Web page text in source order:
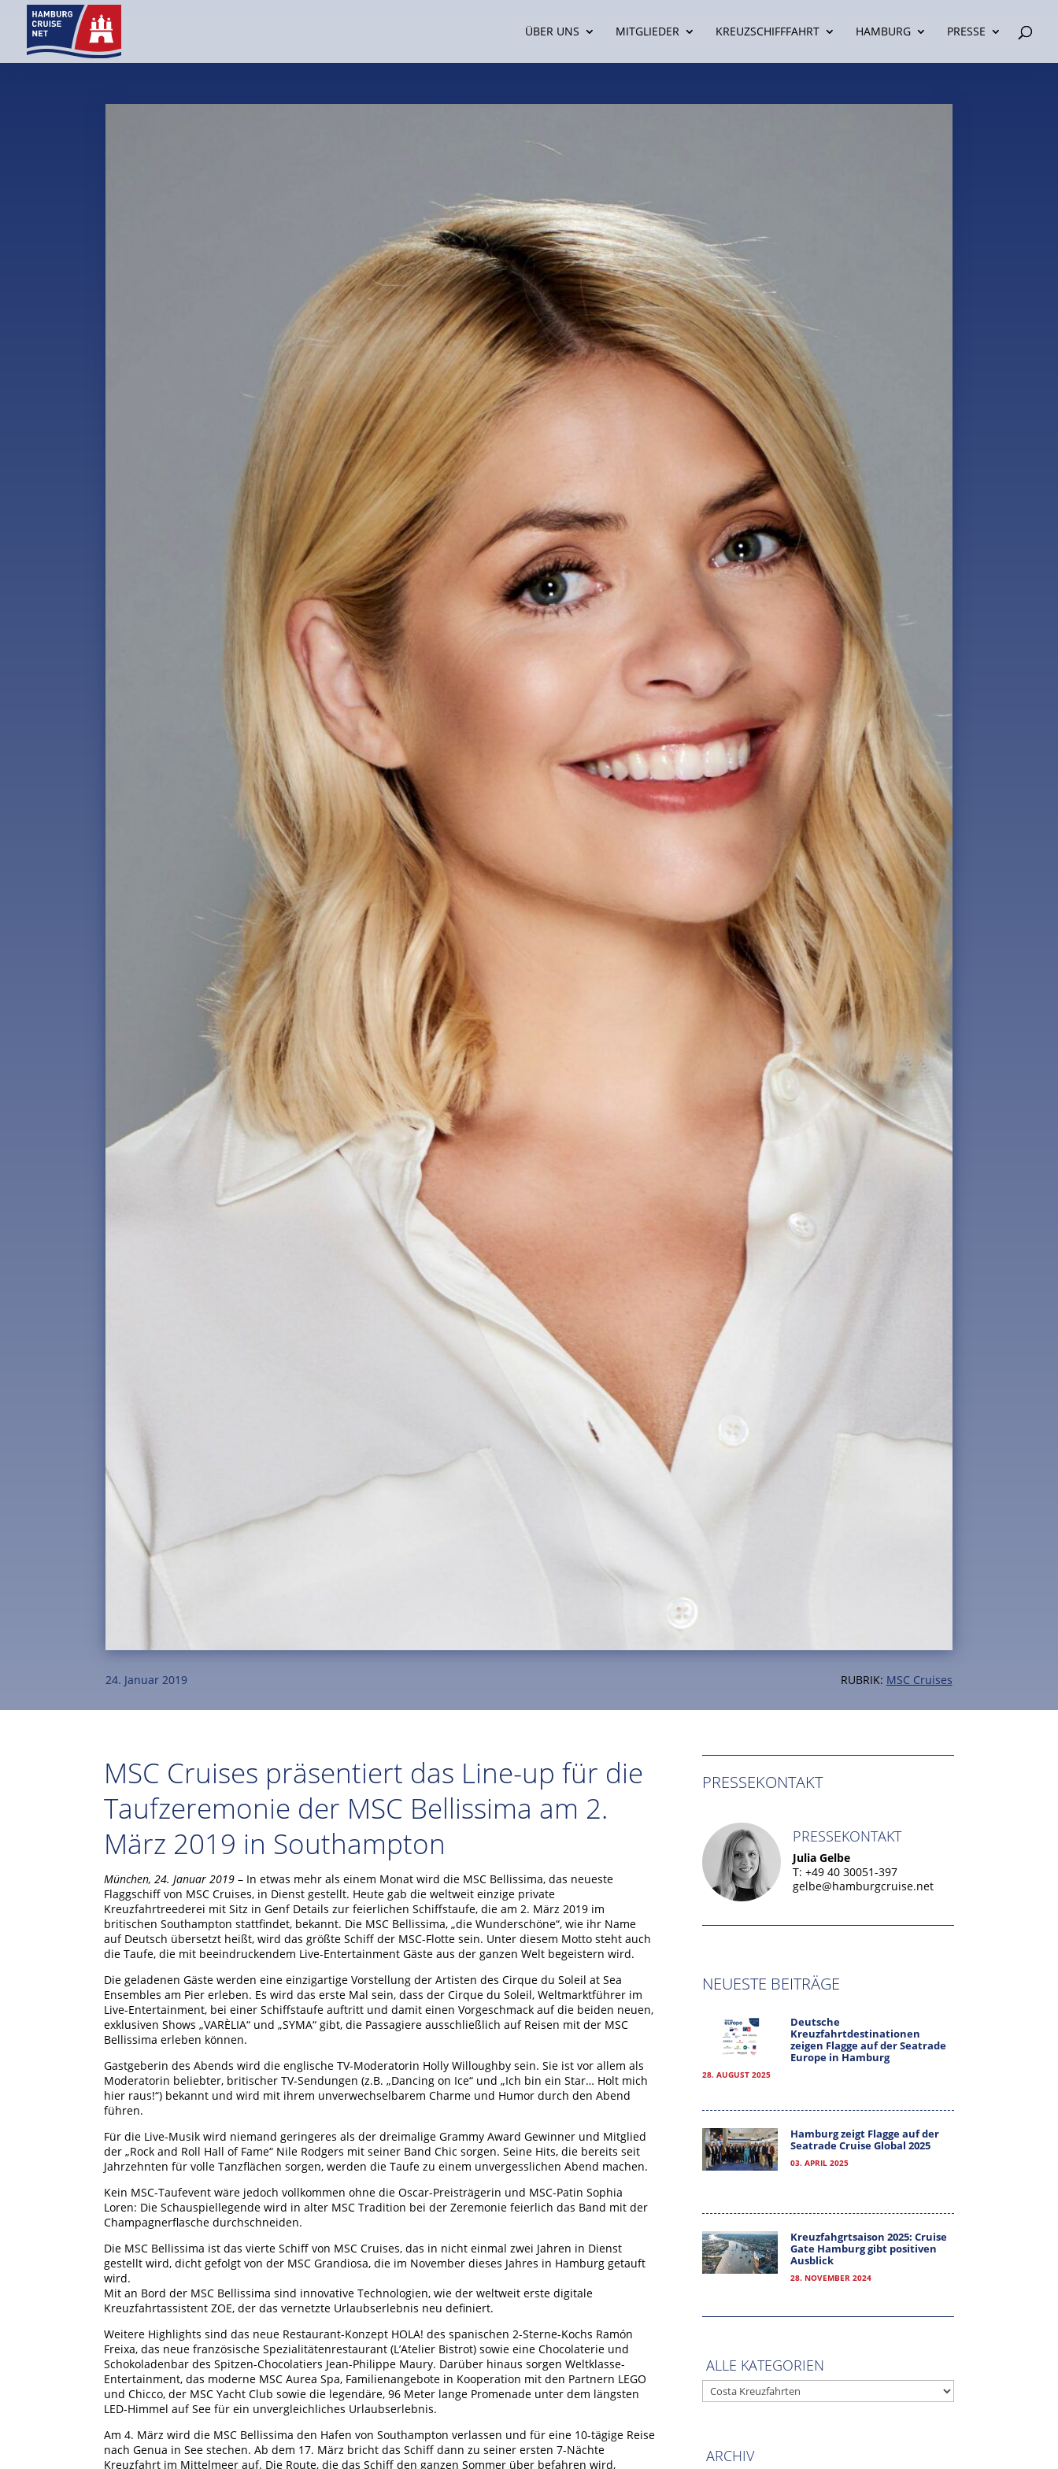
ÜBER UNS MITGLIEDER KREUZSCHIFFFAHRT HAMBURG PRESSE
24. Januar 2019 RUBRIK: MSC Cruises
MSC Cruises präsentiert das Line-up für die
Taufzeremonie der MSC Bellissima am 2.
März 2019 in Southampton
München, 24. Januar 2019 – In etwas mehr als einem Monat wird die MSC Bellissima, das neueste
Flaggschiff von MSC Cruises, in Dienst gestellt. Heute gab die weltweit einzige private
Kreuzfahrtreederei mit Sitz in Genf Details zur feierlichen Schiffstaufe, die am 2. März 2019 im
britischen Southampton stattfindet, bekannt. Die MSC Bellissima, „die Wunderschöne“, wie ihr Name
auf Deutsch übersetzt heißt, wird das größte Schiff der MSC-Flotte sein. Unter diesem Motto steht auch
die Taufe, die mit beeindruckendem Live-Entertainment Gäste aus der ganzen Welt begeistern wird.
Die geladenen Gäste werden eine einzigartige Vorstellung der Artisten des Cirque du Soleil at Sea
Ensembles am Pier erleben. Es wird das erste Mal sein, dass der Cirque du Soleil, Weltmarktführer im
Live-Entertainment, bei einer Schiffstaufe auftritt und damit einen Vorgeschmack auf die beiden neuen,
exklusiven Shows „VARÈLIA“ und „SYMA“ gibt, die Passagiere ausschließlich auf Reisen mit der MSC
Bellissima erleben können.
Gastgeberin des Abends wird die englische TV-Moderatorin Holly Willoughby sein. Sie ist vor allem als
Moderatorin beliebter, britischer TV-Sendungen (z.B. „Dancing on Ice“ und „Ich bin ein Star… Holt mich
hier raus!“) bekannt und wird mit ihrem unverwechselbarem Charme und Humor durch den Abend
führen.
Für die Live-Musik wird niemand geringeres als der dreimalige Grammy Award Gewinner und Mitglied
der „Rock and Roll Hall of Fame“ Nile Rodgers mit seiner Band Chic sorgen. Seine Hits, die bereits seit
Jahrzehnten für volle Tanzflächen sorgen, werden die Taufe zu einem unvergesslichen Abend machen.
Kein MSC-Taufevent wäre jedoch vollkommen ohne die Oscar-Preisträgerin und MSC-Patin Sophia
Loren: Die Schauspiellegende wird in alter MSC Tradition bei der Zeremonie feierlich das Band mit der
Champagnerflasche durchschneiden.
Die MSC Bellissima ist das vierte Schiff von MSC Cruises, das in nicht einmal zwei Jahren in Dienst
gestellt wird, dicht gefolgt von der MSC Grandiosa, die im November dieses Jahres in Hamburg getauft
wird.
Mit an Bord der MSC Bellissima sind innovative Technologien, wie der weltweit erste digitale
Kreuzfahrtassistent ZOE, der das vernetzte Urlaubserlebnis neu definiert.
Weitere Highlights sind das neue Restaurant-Konzept HOLA! des spanischen 2-Sterne-Kochs Ramón
Freixa, das neue französische Spezialitätenrestaurant (L’Atelier Bistrot) sowie eine Chocolaterie und
Schokoladenbar des Spitzen-Chocolatiers Jean-Philippe Maury. Darüber hinaus sorgen Weltklasse-
Entertainment, das moderne MSC Aurea Spa, Familienangebote in Kooperation mit den Partnern LEGO
und Chicco, der MSC Yacht Club sowie die legendäre, 96 Meter lange Promenade unter dem längsten
LED-Himmel auf See für ein unvergleichliches Urlaubserlebnis.
Am 4. März wird die MSC Bellissima den Hafen von Southampton verlassen und für eine 10-tägige Reise
nach Genua in See stechen. Ab dem 17. März bricht das Schiff dann zu seiner ersten 7-Nächte
Kreuzfahrt im Mittelmeer auf. Die Route, die das Schiff den ganzen Sommer über befahren wird,
PRESSEKONTAKT
PRESSEKONTAKT
Julia Gelbe
T: +49 40 30051-397
gelbe@hamburgcruise.net
NEUESTE BEITRÄGE
Deutsche
Kreuzfahrtdestinationen
zeigen Flagge auf der Seatrade
Europe in Hamburg
28. AUGUST 2025
Hamburg zeigt Flagge auf der
Seatrade Cruise Global 2025
03. APRIL 2025
Kreuzfahgrtsaison 2025: Cruise
Gate Hamburg gibt positiven
Ausblick
28. NOVEMBER 2024
ALLE KATEGORIEN
ALLE
KATEGORIEN
ARCHIV
Hamburg Cruise Net e. V.
Wexstrasse 7
20355 Hamburg
info@hamburgcruise.net